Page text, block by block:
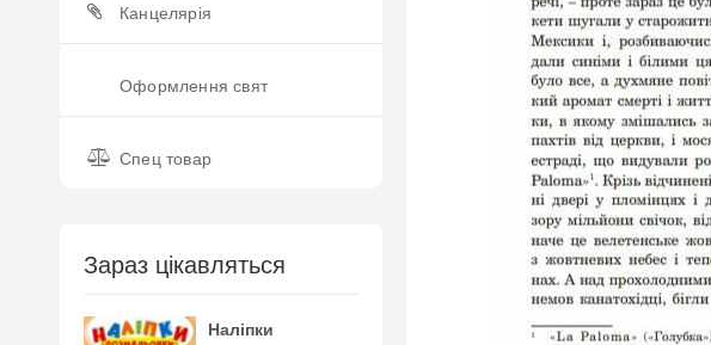
Канцелярія
Оформлення свят
Спец товар
Зараз цікавляться
Наліпки